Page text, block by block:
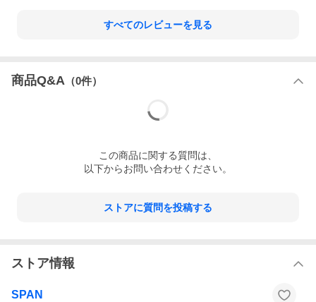
すべてのレビューを見る
商品Q&A （0件）
この商品に関する質問は、
以下からお問い合わせください。
ストアに質問を投稿する
ストア情報
SPAN